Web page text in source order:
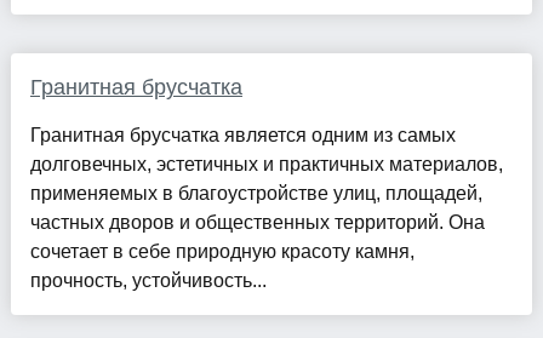
Гранитная брусчатка
Гранитная брусчатка является одним из самых
долговечных, эстетичных и практичных материалов,
применяемых в благоустройстве улиц, площадей,
частных дворов и общественных территорий. Она
сочетает в себе природную красоту камня,
прочность, устойчивость...